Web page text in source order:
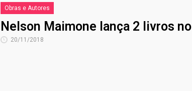
Obras e Autores
Nelson Maimone lança 2 livros
20/11/2018